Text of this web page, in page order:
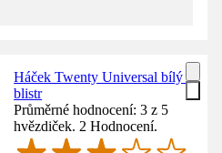
Háček Twenty Universal bílý -
blistr
Průměrné hodnocení: 3 z 5
hvězdiček. 2 Hodnocení.